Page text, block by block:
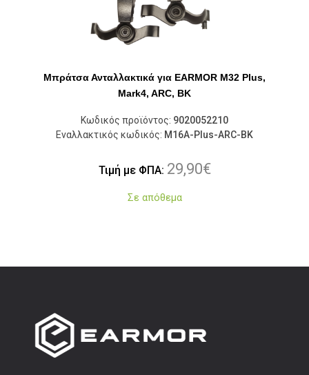
Μπράτσα Ανταλλακτικά για EARMOR M32 Plus,
Mark4, ARC, BK
Κωδικός προϊόντος: 9020052210
Εναλλακτικός κωδικός: M16A-Plus-ARC-BK
Τιμή με ΦΠΑ: 29,90€
Σε απόθεμα